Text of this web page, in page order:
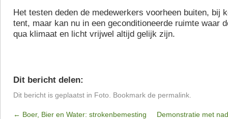
Het testen deden de medewerkers voorheen buiten, bij
tent, maar kan nu in een geconditioneerde ruimte waar
qua klimaat en licht vrijwel altijd gelijk zijn.
Dit bericht delen:
Dit bericht is geplaatst in Foto . Bookmark de permalink
← Boer, Bier en Water: strokenbemesting
Demonstratie met